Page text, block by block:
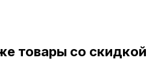
товары со скидкой